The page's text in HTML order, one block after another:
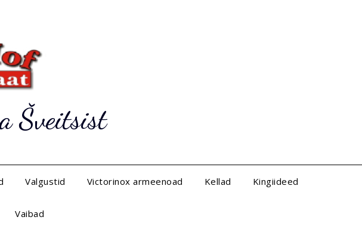
Šveitsist
Valgustid Victorinox armeenoad Kellad Kingiideed
Vaibad